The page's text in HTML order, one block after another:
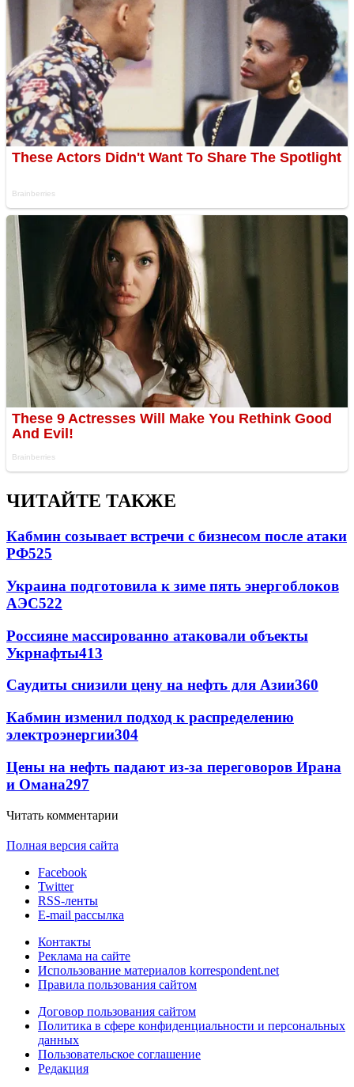
ЧИТАЙТЕ ТАКЖЕ
Кабмин созывает встречи с бизнесом после атаки
РФ525
Украина подготовила к зиме пять энергоблоков
АЭС522
Россияне массированно атаковали объекты
Укрнафты413
Саудиты снизили цену на нефть для Азии360
Кабмин изменил подход к распределению
электроэнергии304
Цены на нефть падают из-за переговоров Ирана
и Омана297
Читать комментарии
Полная версия сайта
Facebook
Twitter
RSS-ленты
E-mail рассылка
Контакты
Реклама на сайте
Использование материалов korrespondent.net
Правила пользования сайтом
Договор пользования сайтом
Политика в сфере конфиденциальности и персональных
данных
Пользовательское соглашение
Редакция